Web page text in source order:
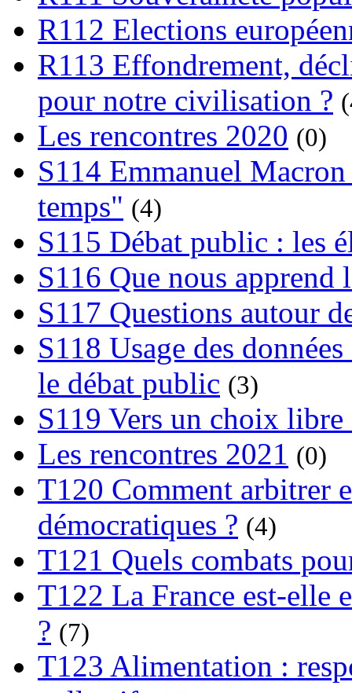
R112 Elections
R113 Effondrement,
pour notre civilisation ?
Les rencontres 2020 (0)
S114 Emmanuel
temps" (4)
S115 Débat public : les
S116 Que nous apprend
S117 Questions autour
S118 Usage des
le débat public (3)
S119 Vers un choix
Les rencontres 2021 (0)
T120 Comment arbitrer
démocratiques ? (4)
T121 Quels combats
T122 La France est-elle
? (7)
T123 Alimentation :